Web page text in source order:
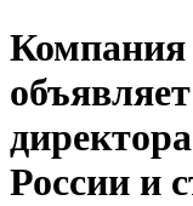
Компания
России и